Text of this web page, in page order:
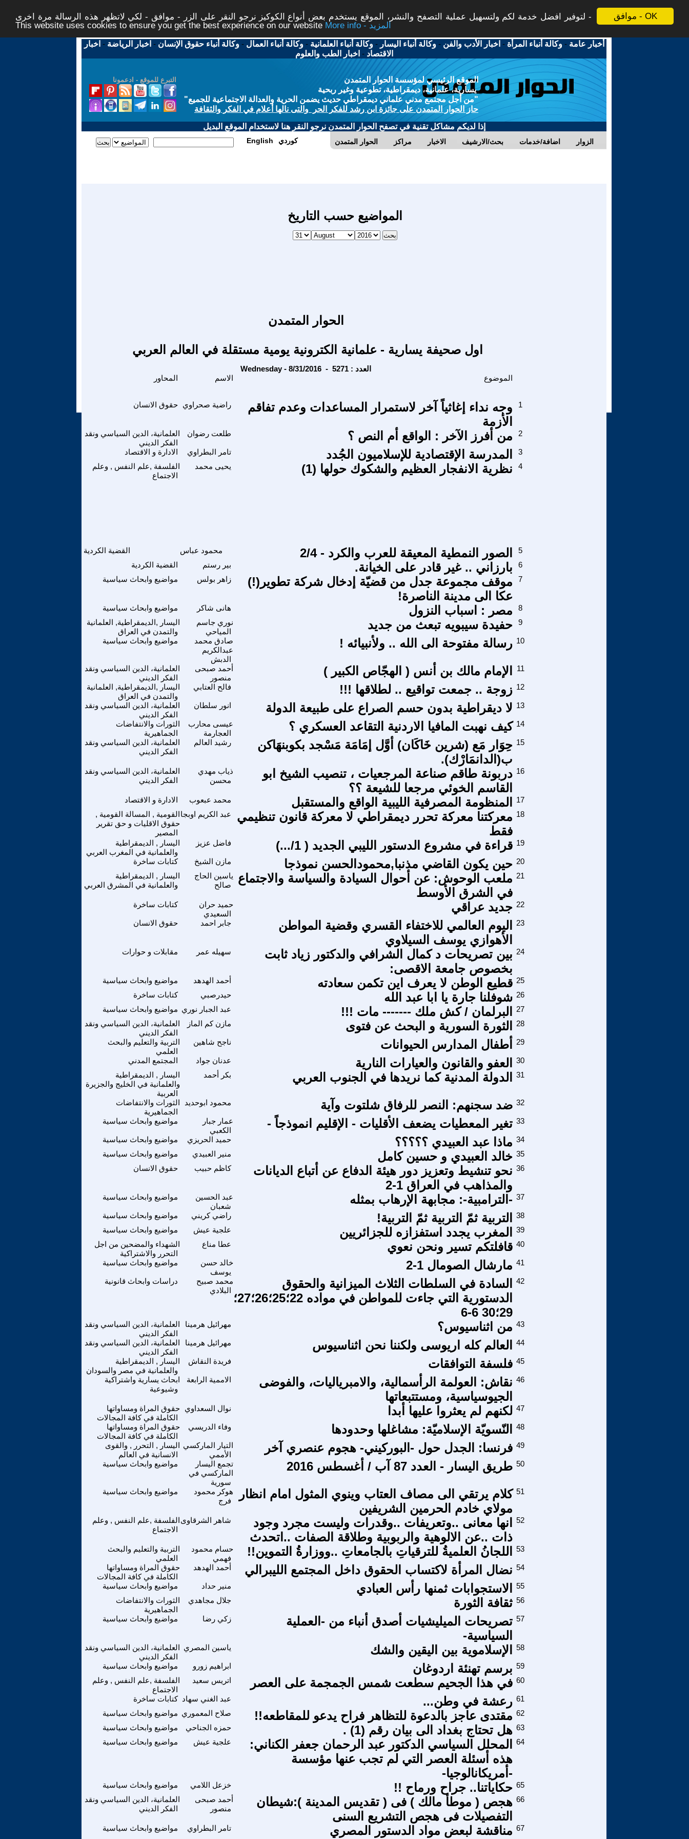
موافق - OK
لتوفير افضل خدمة لكم ولتسهيل عملية التصفح والنشر، الموقع يستخدم بعض أنواع الكوكيز نرجو النقر على الزر - موافق - لكي لاتظهر هذه الرسالة مرة اخرى -
This website uses cookies to ensure you get the best experience on our website
More info - المزيد
أخبار عامة -وكالة أنباء المرأة - اخبار الأدب والفن -وكالة أنباء اليسار -وكالة أنباء العلمانية -وكالة أنباء العمال -وكالة أنباء حقوق الإنسان - اخبار الرياضة - اخبار
الاقتصاد - اخبار الطب والعلوم
التبرع للموقع - ادعمونا
الموقع الرئيسي لمؤسسة الحوار المتمدن
يسارية، علمانية، ديمقراطية، تطوعية وغير ربحية
"من أجل مجتمع مدني علماني ديمقراطي حديث يضمن الحرية والعدالة الاجتماعية للجميع"
حاز الحوار المتمدن على جائزة ابن رشد للفكر الحر والتى نالها أعلام في الفكر والثقافة
إذا لديكم مشاكل تقنية في تصفح الحوار المتمدن نرجو النقر هنا لاستخدام الموقع البديل
الحوار المتمدن مراكز الاخبار بحث/الارشيف اضافة/خدمات الزوار English كوردي
المواضيع حسب التاريخ
الحوار المتمدن
اول صحيفة يسارية - علمانية الكترونية يومية مستقلة في العالم العربي
Wednesday - 8/31/2016 - العدد : 5271
الاسم الموضوع
حقوق الانسان راضية صحراوي
وجه نداء إغاثياً آخر لاستمرار المساعدات وعدم تفاقم
الأزمة
1
العلمانية، الدين السياسي ونقد
الفكر الديني
طلعت رضوان من أفرز الآخر : الواقع أم النص ؟ 2
الادارة و الاقتصاد تامر البطراوي المدرسة الإقتصادية للإسلاميون الجُدد
3
الفلسفة ,علم النفس , وعلم
الاجتماع
يحيى محمد نظرية الانفجار العظيم والشكوك حولها (1) 4
القضية الكردية محمود عباس الصور النمطية المعيقة للعرب والكرد - 2/4
5
القضية الكردية
بير رستم بارزاني .. غير قادر على الخيانة.
6
مواضيع وابحاث سياسية
زاهر بولس
موقف مجموعة جدل من قضيّة إدخال شركة تطوير(!)
عكا الى مدينة الناصرة!
7
مواضيع وابحاث سياسية هانى شاكر مصر : اسباب النزول
8
اليسار ,الديمقراطية, العلمانية
والتمدن في العراق
نوري جاسم
المياحي
حفيدة سيبويه تبعث من جديد 9
مواضيع وابحاث سياسية
صادق محمد
عبدالكريم
الدبش
رسالة مفتوحة الى الله .. ولأنبيائه ! 10
العلمانية، الدين السياسي ونقد
الفكر الديني
أحمد صبحى
منصور
الإمام مالك بن أنس ( الهجّاص الكبير ) 11
اليسار ,الديمقراطية, العلمانية
والتمدن في العراق
فالح العتابي زوجة .. جمعت تواقيع .. لطلاقها !!! 12
العلمانية، الدين السياسي ونقد
الفكر الديني
انور سلطان لا ديقراطية بدون حسم الصراع على طبيعة الدولة 13
الثورات والانتفاضات
الجماهيرية
عيسى محارب
العجارمة
كيف نهبت المافيا الاردنية التقاعد العسكري ؟ 14
العلمانية، الدين السياسي ونقد
الفكر الديني
رشيد العالم
حِوَار مَع (شرين خَاكَان) أوَّل إمَامَة مَسْجد بكوبنهَاكن
ب(الدانمَارْك).
15
العلمانية، الدين السياسي ونقد
الفكر الديني
ذياب مهدي
محسن
دربونة طاقم صناعة المرجعيات ، تنصيب الشيخ ابو
القاسم الخوئي مرجعا للشيعة ؟؟
16
الادارة و الاقتصاد محمد عبعوب المنظومة المصرفية الليبية الواقع والمستقبل
17
القومية , المسالة القومية ,
حقوق الاقليات و حق تقرير
المصير
عبد الكريم اوبجا
معركتنا معركة تحرر ديمقراطي لا معركة قانون تنظيمي
فقط
18
اليسار , الديمقراطية
والعلمانية في المغرب العربي
فاضل عزيز قراءة في مشروع الدستور الليبي الجديد ( 1/...) 19
كتابات ساخرة مازن الشيخ حين يكون القاضي مذنبا,محمودالحسن نموذجا 20
اليسار , الديمقراطية
والعلمانية في المشرق العربي
ياسين الحاج
صالح
ملعب الوحوش: عن أحوال السيادة والسياسة والاجتماع
في الشرق الأوسط
21
كتابات ساخرة
حميد حران
السعيدي
جديد عراقي 22
حقوق الانسان جابر احمد
اليوم العالمي للاختفاء القسري وقضية المواطن
الأهوازي يوسف السيلاوي
23
مقابلات و حوارات سهيله عمر
بين تصريحات د كمال الشرافي والدكتور زياد ثابت
بخصوص جامعة الاقصى:
24
مواضيع وابحاث سياسية أحمد الهدهد قطيع الوطن لا يعرف اين تكمن سعادته 25
كتابات ساخرة
حيدرصبي شوفلنا جارة يا ابا عبد الله 26
مواضيع وابحاث سياسية عبد الجبار نوري البرلمان / كش ملك ------- مات !!!
27
العلمانية، الدين السياسي ونقد
الفكر الديني
مازن كم الماز الثورة السورية و البحث عن فتوى 28
التربية والتعليم والبحث
العلمي
ناجح شاهين أطفال المدارس الحيوانات 29
المجتمع المدني عدنان جواد العفو والقانون والعيارات النارية
30
اليسار , الديمقراطية
والعلمانية في الخليج والجزيرة
العربية
بكر أحمد الدولة المدنية كما نريدها في الجنوب العربي 31
الثورات والانتفاضات
الجماهيرية
محمود ابوحديد ضد سجنهم: النصر للرفاق شلتوت وآية 32
مواضيع وابحاث سياسية
عمار جبار
الكعبي
تغير المعطيات يضعف الأقليات - الإقليم انموذجاً - 33
مواضيع وابحاث سياسية حميد الحريزي ماذا عبد العبيدي ؟؟؟؟؟ 34
مواضيع وابحاث سياسية
منير العبيدي خالد العبيدي و حسين كامل 35
حقوق الانسان
كاظم حبيب
نحو تنشيط وتعزيز دور هيئة الدفاع عن أتباع الديانات
والمذاهب في العراق 1-2
36
مواضيع وابحاث سياسية
عبد الحسين
شعبان
-الترامبية-: مجابهة الإرهاب بمثله 37
مواضيع وابحاث سياسية راضي كريني التربية ثمّ التربية ثمّ التربية!
38
مواضيع وابحاث سياسية
علجية عيش المغرب يجدد استفزازه للجزائريين
39
الشهداء والمضحين من اجل
التحرر والاشتراكية
عطا مناع قافلتكم تسير ونحن نعوي 40
مواضيع وابحاث سياسية
خالد حسن
يوسف
مارشال الصومال 1-2 41
دراسات وابحاث قانونية
محمد صبيح
البلادي
السادة في السلطات الثلاث الميزانية والحقوق
الدستورية التي جاءت للمواطن في مواده 22؛25؛26؛27؛
29؛30 6-6
42
العلمانية، الدين السياسي ونقد
الفكر الديني
مهرائيل هرمينا من اثناسيوس؟ 43
العلمانية، الدين السياسي ونقد
الفكر الديني
مهرائيل هرمينا العالم كله اريوسى ولكننا نحن اثناسيوس 44
اليسار , الديمقراطية
والعلمانية في مصر والسودان
فريدة النقاش فلسفة التوافقات 45
ابحاث يسارية واشتراكية
وشيوعية
الاممية الرابعة
نقاش: العولمة الرأسمالية، والامبرياليات، والفوضى
الجيوسياسية، ومستتبعاتها
46
حقوق المراة ومساواتها
الكاملة في كافة المجالات
نوال السعداوي لكنهم لم يعثروا عليها أبدا 47
حقوق المراة ومساواتها
الكاملة في كافة المجالات
وفاء الدريسي النّسويّة الإسلاميّة: مشاغلها وحدودها 48
اليسار , التحرر , والقوى
الانسانية في العالم
التيار الماركسي
الأممي
فرنسا: الجدل حول -البوركيني- هجوم عنصري آخر 49
مواضيع وابحاث سياسية
تجمع اليسار
الماركسي في
سورية
طريق اليسار - العدد 87 آب / أغسطس 2016 50
مواضيع وابحاث سياسية
هوكر محمود
فرج
كلام يرتقي الى مصاف العتاب وينوي المثول امام انظار
مولاي خادم الحرمين الشريفين
51
الفلسفة ,علم النفس , وعلم
الاجتماع
شاهر الشرقاوى
انها معانى ..وتعريفات ..وقدرات وليست مجرد وجود
ذات ..عن الالوهية والربوبية وطلاقة الصفات ..اتحدث
52
التربية والتعليم والبحث
العلمي
حسام محمود
فهمي
اللجانُ العلميةُ للترقياتِ بالجامعاتِ ..ووزارةُ التموين!! 53
حقوق المراة ومساواتها
الكاملة في كافة المجالات
أحمد الهدهد نضال المرأة لاكتساب الحقوق داخل المجتمع الليبرالي 54
مواضيع وابحاث سياسية منير حداد الاستجوابات ثمنها رأس العبادي
55
الثورات والانتفاضات
الجماهيرية
جلال مجاهدي ثقافة الثورة 56
مواضيع وابحاث سياسية زكي رضا
تصريحات الميليشيات أصدق أنباء من -العملية
السياسية-
57
العلمانية، الدين السياسي ونقد
الفكر الديني
ياسين المصري الإسلاموية بين اليقين والشك 58
مواضيع وابحاث سياسية ابراهيم زورو برسم تهنئة اردوغان 59
الفلسفة ,علم النفس , وعلم
الاجتماع
اتريس سعيد في هذا الجحيم سطعت شمس الجمجمة على العصر 60
كتابات ساخرة عبد الغني سهاد رعشة في وطن... 61
مواضيع وابحاث سياسية صلاح المعموري مقتدى عاجز بالدعوة للتظاهر فراح يدعو للمقاطعه!! 62
مواضيع وابحاث سياسية
حمزه الجناحي هل تحتاج بغداد الى بيان رقم (1) . 63
مواضيع وابحاث سياسية
علجية عيش
المحلل السياسي الدكتور عبد الرحمان جعفر الكناني:
هذه أسئلة العصر التي لم تجب عنها مؤسسة
-أمريكانالوجيا-
64
مواضيع وابحاث سياسية خزعل اللامي حكاياتنا.. جراح ورماح !! 65
العلمانية، الدين السياسي ونقد
الفكر الديني
أحمد صبحى
منصور
هجص ( موطأ مالك ) فى ( تقديس المدينة ):شيطان
التفصيلات فى هجص التشريع السنى
66
مواضيع وابحاث سياسية تامر البطراوي مناقشة لبعض مواد الدستور المصري 67